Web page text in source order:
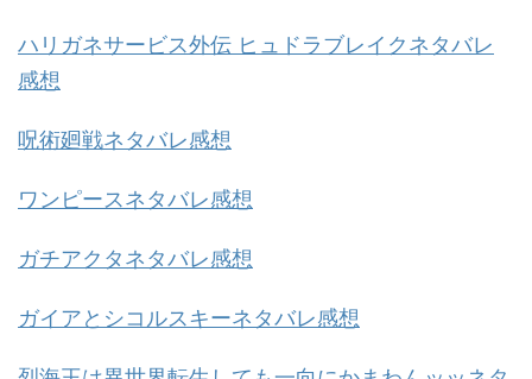
ハリガネサービス外伝 ヒュドラブレイクネタバレ
感想
呪術廻戦ネタバレ感想
ワンピースネタバレ感想
ガチアクタネタバレ感想
ガイアとシコルスキーネタバレ感想